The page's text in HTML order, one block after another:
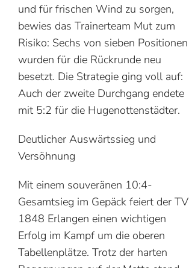
und für frischen Wind zu sorgen,
bewies das Trainerteam Mut zum
Risiko: Sechs von sieben Positionen
wurden für die Rückrunde neu
besetzt. Die Strategie ging voll auf:
Auch der zweite Durchgang endete
mit 5:2 für die Hugenottenstädter.
Deutlicher Auswärtssieg und
Versöhnung
Mit einem souveränen 10:4-
Gesamtsieg im Gepäck feiert der TV
1848 Erlangen einen wichtigen
Erfolg im Kampf um die oberen
Tabellenplätze. Trotz der harten